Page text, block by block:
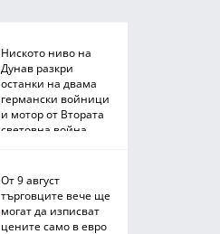
Ниското ниво на
Дунав разкри
останки на двама
германски войници
и мотор от Втората
световна война
От 9 август
търговците вече ще
могат да изписват
цените само в евро